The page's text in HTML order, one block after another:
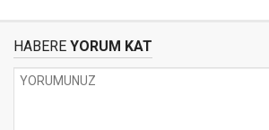
HABERE YORUM KAT